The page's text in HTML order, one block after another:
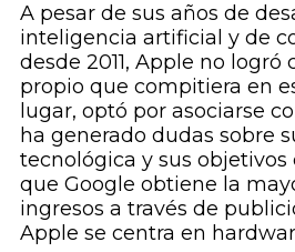
A pesar de sus años de
inteligencia artificial y de
desde 2011, Apple no
propio que compitiera en
lugar, optó por asociarse
ha generado dudas sobre
tecnológica y sus objetivos
que Google obtiene la
ingresos a través de
Apple se centra en